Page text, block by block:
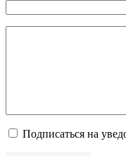
Подписаться на